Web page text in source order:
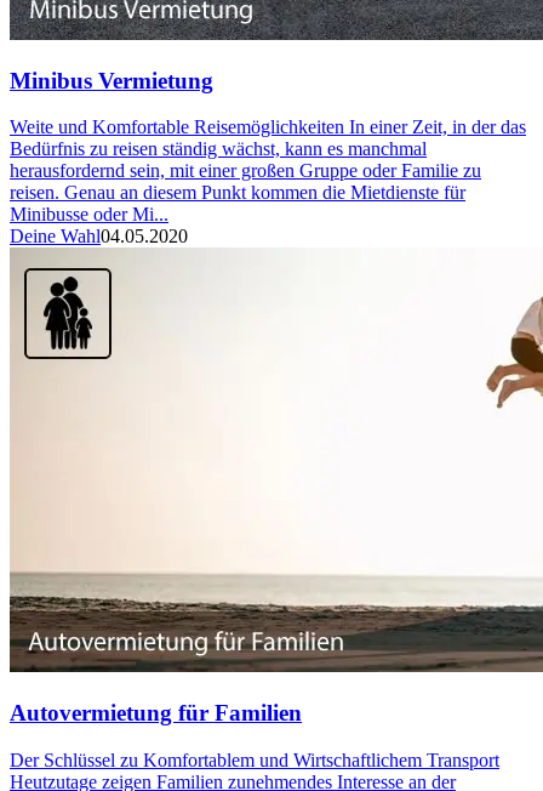
Minibus Vermietung
Weite und Komfortable Reisemöglichkeiten In einer Zeit, in der das
Bedürfnis zu reisen ständig wächst, kann es manchmal
herausfordernd sein, mit einer großen Gruppe oder Familie zu
reisen. Genau an diesem Punkt kommen die Mietdienste für
Minibusse oder Mi...
Deine Wahl04.05.2020
Autovermietung für Familien
Der Schlüssel zu Komfortablem und Wirtschaftlichem Transport
Heutzutage zeigen Familien zunehmendes Interesse an der